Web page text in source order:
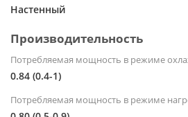
Настенный
Производительность
Потребляемая мощность в режиме
0.84 (0.4-1)
Потребляемая мощность в режиме